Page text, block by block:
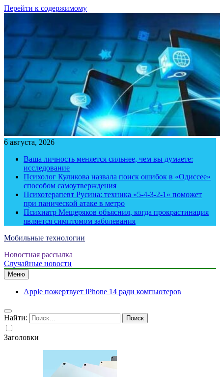
Перейти к содержимому
6 августа, 2026
Ваша личность меняется сильнее, чем вы думаете:
исследование
Психолог Куликова назвала поиск ошибок в «Одиссее»
способом самоутверждения
Психотерапевт Русина: техника «5-4-3-2-1» поможет
при панической атаке в метро
Психиатр Мещеряков объяснил, когда прокрастинация
является симптомом заболевания
Мобильные технологии
Новостная рассылка
Случайные новости
Меню
Apple пожертвует iPhone 14 ради компьютеров
Найти:
Заголовки